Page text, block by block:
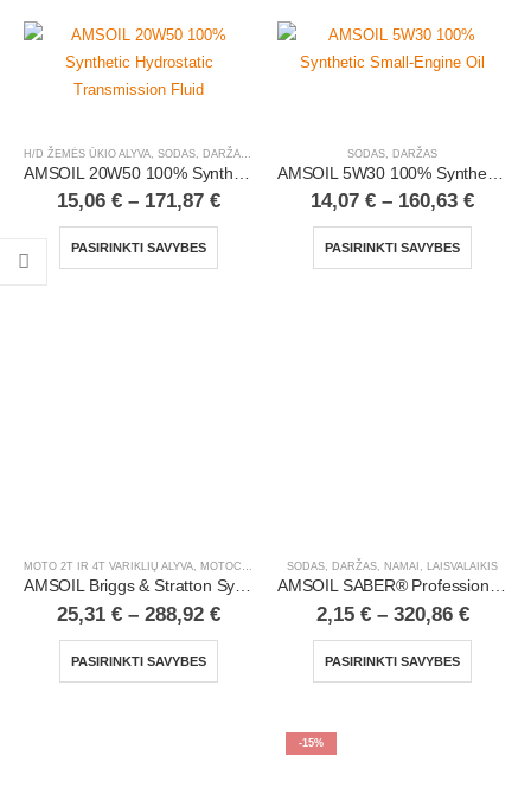
H/D ŽEMĖS ŪKIO ALYVA SODAS, DARŽAS SUNKUSIS TRANSPORTAS
15,06 € – 171,87 €
PASIRINKTI SAVYBES
SODAS, DARŽAS
AMSOIL 5W30 100% Synthetic Small-Engine Oil
14,07 € – 160,63 €
PASIRINKTI SAVYBES
MOTO 2T IR 4T VARIKLIŲ ALYVA, MOTOCIKLAI, ATV/UTV , NAMAI, LAISVALAIKIS ,SODAS,
AMSOIL Briggs & Stratton Synthetic 4T Racing Oil
25,31 € – 288,92 €
PASIRINKTI SAVYBES
SODAS, DARŽAS, NAMAI, LAISVALAIKIS
AMSOIL SABER® Professional 100% Synthetic 2-Stroke Oil
2,15 € – 320,86 €
PASIRINKTI SAVYBES
-15%